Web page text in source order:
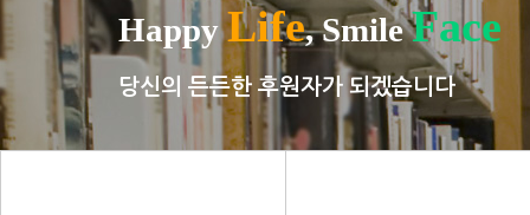
HappyLife, SmileFace
당신의 든든한 후원자가 되겠습니다